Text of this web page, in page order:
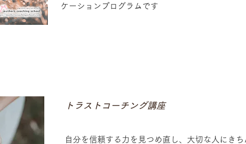
ケーションプログラムです
​トラストコーチング講座
自分を信頼する力を見つめ直し、大切な人にき